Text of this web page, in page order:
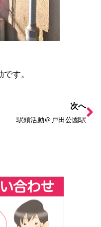
す。
次へ
駅頭活動＠戸田公園駅